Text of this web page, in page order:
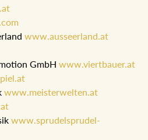
www.ausseerland.at
GmbH www.viertbauer.at
www.meisterwelten.at
www.sprudelsprudel-